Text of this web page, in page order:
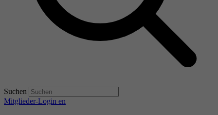
Suchen
Mitglieder-Login en